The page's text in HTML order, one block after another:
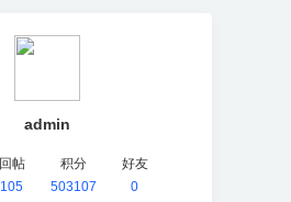
admin
回帖
105
积分
503107
好友
0